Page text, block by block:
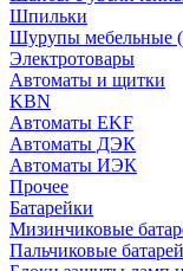
Шпильки
Шурупы мебельные
Электротовары
Автоматы и щитки
KBN
Автоматы EKF
Автоматы ДЭК
Автоматы ИЭК
Прочее
Батарейки
Мизинчиковые
Пальчиковые